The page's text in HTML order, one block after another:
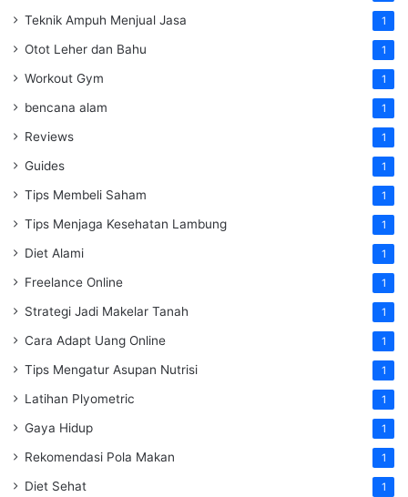
Teknik Ampuh Menjual Jasa 1
Otot Leher dan Bahu 1
Workout Gym 1
bencana alam 1
Reviews 1
Guides 1
Tips Membeli Saham 1
Tips Menjaga Kesehatan Lambung 1
Diet Alami 1
Freelance Online 1
Strategi Jadi Makelar Tanah 1
Cara Adapt Uang Online 1
Tips Mengatur Asupan Nutrisi 1
Latihan Plyometric 1
Gaya Hidup 1
Rekomendasi Pola Makan 1
Diet Sehat 1